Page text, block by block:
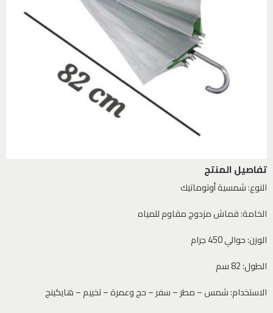
تفاصيل المنتج
النوع: شمسية أوتوماتيك
الخامة: قماش مزدوج مقاوم للمياه
الوزن: حوالي 450 جرام
الطول: 82 سم
الاستخدام: شمس – مطر – سفر – حج وعمرة – تخييم – هايكينج